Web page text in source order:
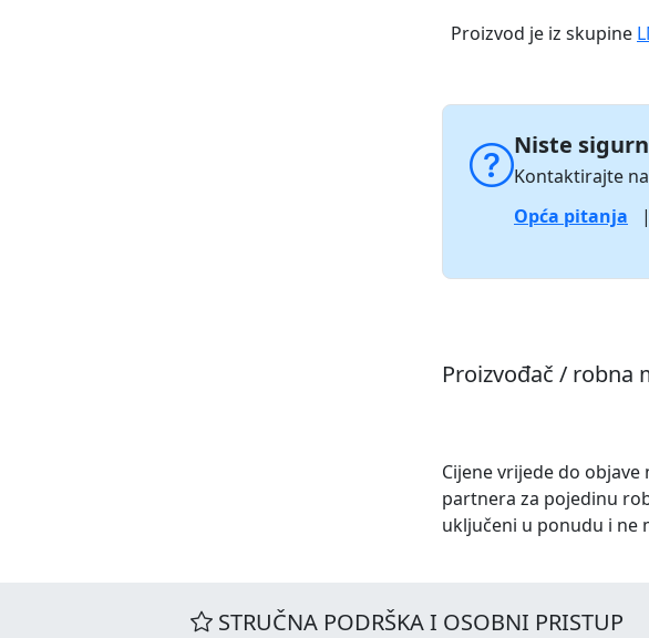
Proizvod je iz skupine
Niste
Kontaktirajte
Opća pitanja
|
Proizvođač / robna
Cijene vrijede do
partnera za pojedinu
uključeni u ponudu i ne
STRUČNA PODRŠKA I OSOBNI PRISTUP